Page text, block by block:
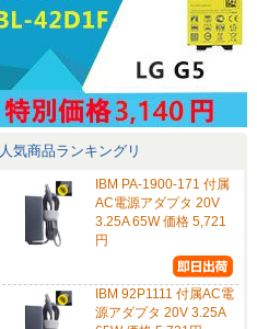
人気商品ランキングリ
IBM PA-1900-171 付属
AC電源アダプタ 20V
3.25A 65W 価格 5,721
円
IBM 92P1111 付属AC電
源アダプタ 20V 3.25A